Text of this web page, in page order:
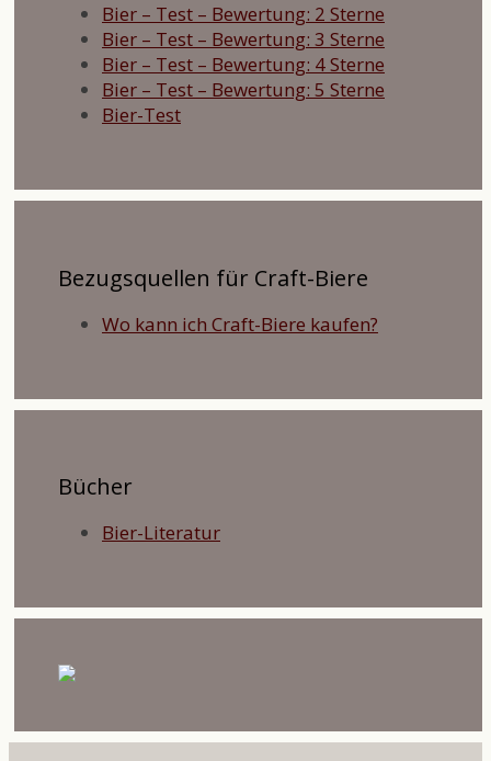
Bier – Test – Bewertung: 2 Sterne
Bier – Test – Bewertung: 3 Sterne
Bier – Test – Bewertung: 4 Sterne
Bier – Test – Bewertung: 5 Sterne
Bier-Test
Bezugsquellen für Craft-Biere
Wo kann ich Craft-Biere kaufen?
Bücher
Bier-Literatur